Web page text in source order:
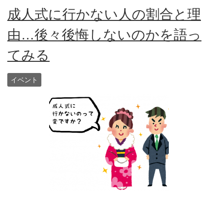
成人式に行かない人の割合と理
由…後々後悔しないのかを語っ
てみる
イベント